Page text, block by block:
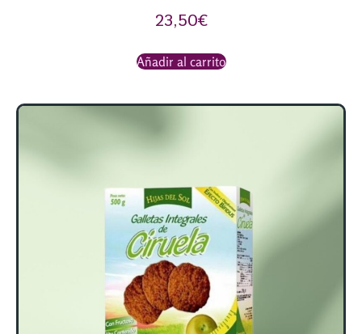
23,50€
Añadir al carrito